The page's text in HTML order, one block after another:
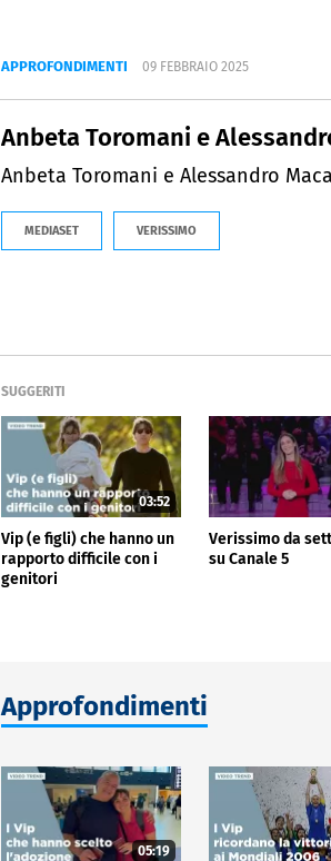
APPROFONDIMENTI 09 FEBBRAIO 2025
Anbeta Toromani e
Anbeta Toromani e Alessandro
MEDIASET VERISSIMO
SUGGERITI
03:52
Vip (e figli) che hanno un
rapporto difficile con i
genitori
Verissimo da
su Canale 5
Approfondimenti
05:19